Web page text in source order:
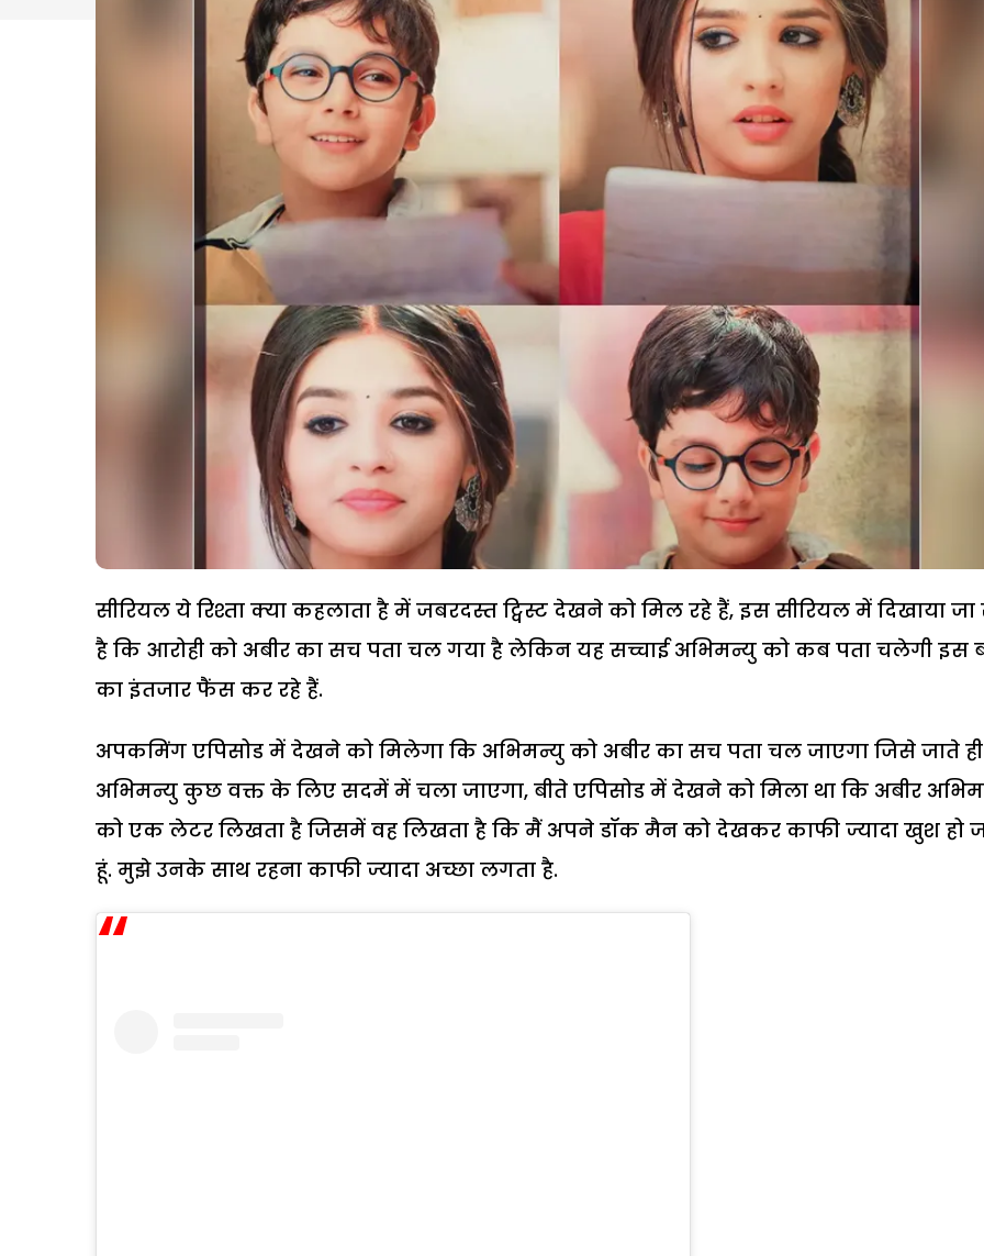
सीरियल ये रिश्ता क्या कहलाता है में जबरदस्त ट्विस्ट देखने को मिल रहे हैं, इस सीरियल में दिखाया जा
है कि आरोही को अबीर का सच पता चल गया है लेकिन यह सच्चाई अभिमन्यु को कब पता चलेगी इस
का इंतजार फैंस कर रहे हैं.
अपकमिंग एपिसोड में देखने को मिलेगा कि अभिमन्यु को अबीर का सच पता चल जाएगा जिसे जाते ही
अभिमन्यु कुछ वक्त के लिए सदमें में चला जाएगा, बीते एपिसोड में देखने को मिला था कि अबीर
को एक लेटर लिखता है जिसमें वह लिखता है कि मैं अपने डॉक मैन को देखकर काफी ज्यादा खुश हो
हूं. मुझे उनके साथ रहना काफी ज्यादा अच्छा लगता है.